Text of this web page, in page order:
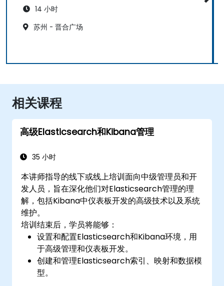
14 小时
苏州 - 晋合广场
相关课程
高级Elasticsearch和Kibana管理
35 小时
本讲师指导的线下或线上培训面向中级管理员和开
发人员，旨在深化他们对Elasticsearch管理的理
解，包括Kibana中仪表板开发的高级技术以及系统
维护。
培训结束后，学员将能够：
设置和配置Elasticsearch和Kibana环境，用
于高级管理和仪表板开发。
创建和管理Elasticsearch索引、映射和数据模
型。